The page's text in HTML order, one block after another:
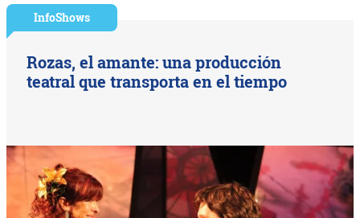
InfoShows
Rozas, el amante: una producción
teatral que transporta en el tiempo